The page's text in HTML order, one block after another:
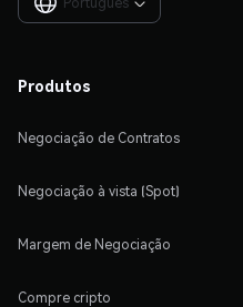

Produtos
Negociação de Contratos
Negociação à vista (Spot)
Margem de Negociação
Compre cripto